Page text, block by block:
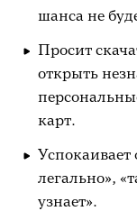
шанса не
Просит
открыть
карт.
Успокаивает
легально»,
узнает».